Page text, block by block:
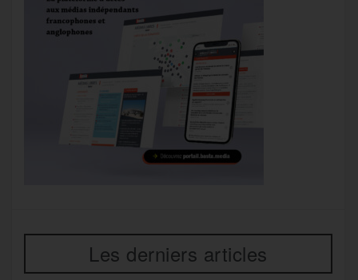
Les derniers articles